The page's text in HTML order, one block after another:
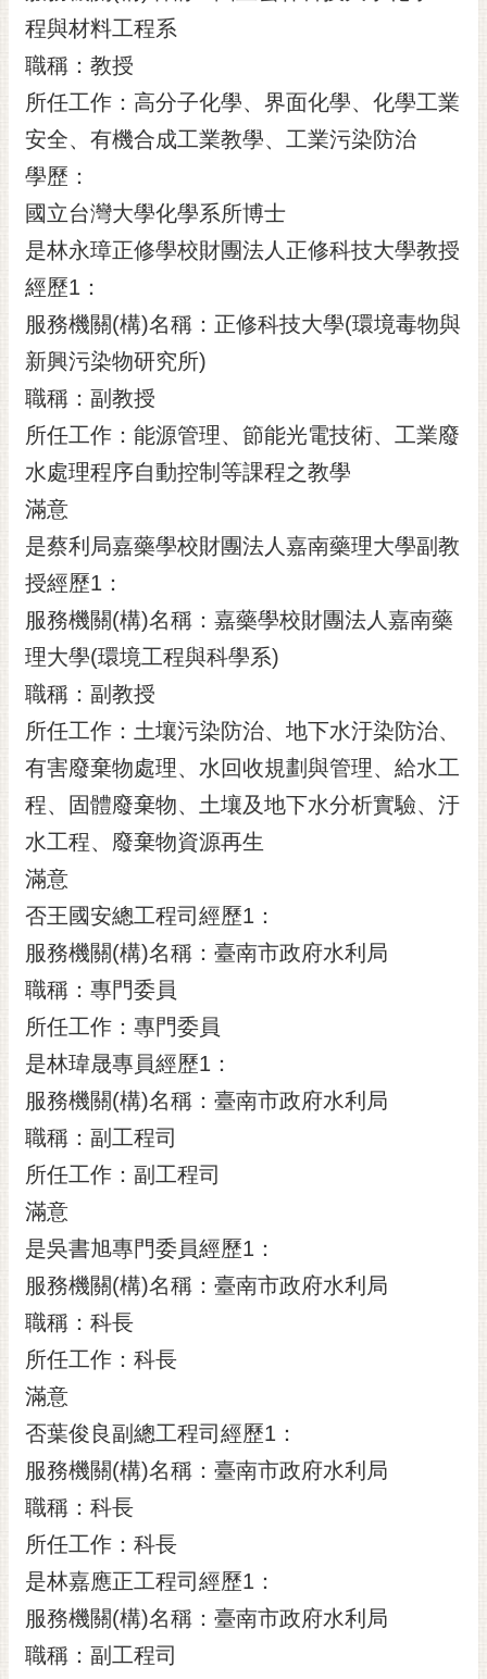
程與材料工程系
職稱：教授
所任工作：高分子化學、界面化學、化學工業
安全、有機合成工業教學、工業污染防治
學歷：
國立台灣大學化學系所博士
是林永璋正修學校財團法人正修科技大學教授
經歷1：
服務機關(構)名稱：正修科技大學(環境毒物與
新興污染物研究所)
職稱：副教授
所任工作：能源管理、節能光電技術、工業廢
水處理程序自動控制等課程之教學
滿意
是蔡利局嘉藥學校財團法人嘉南藥理大學副教
授經歷1：
服務機關(構)名稱：嘉藥學校財團法人嘉南藥
理大學(環境工程與科學系)
職稱：副教授
所任工作：土壤污染防治、地下水汙染防治、
有害廢棄物處理、水回收規劃與管理、給水工
程、固體廢棄物、土壤及地下水分析實驗、汙
水工程、廢棄物資源再生
滿意
否王國安總工程司經歷1：
服務機關(構)名稱：臺南市政府水利局
職稱：專門委員
所任工作：專門委員
是林瑋晟專員經歷1：
服務機關(構)名稱：臺南市政府水利局
職稱：副工程司
所任工作：副工程司
滿意
是吳書旭專門委員經歷1：
服務機關(構)名稱：臺南市政府水利局
職稱：科長
所任工作：科長
滿意
否葉俊良副總工程司經歷1：
服務機關(構)名稱：臺南市政府水利局
職稱：科長
所任工作：科長
是林嘉應正工程司經歷1：
服務機關(構)名稱：臺南市政府水利局
職稱：副工程司